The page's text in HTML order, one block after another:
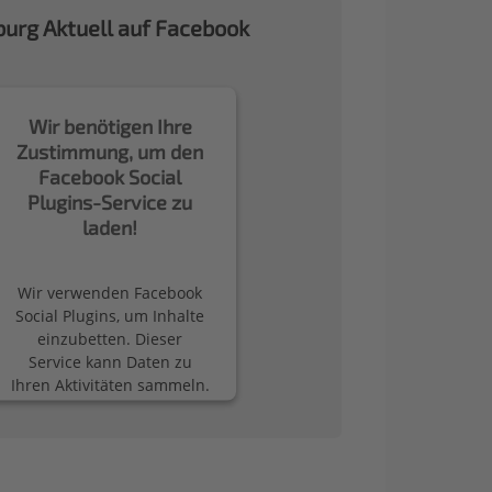
Aktuell auf Facebook
Wir benötigen Ihre
Zustimmung, um den
Facebook Social
Plugins-Service zu
laden!
Wir verwenden Facebook
Social Plugins, um Inhalte
einzubetten. Dieser
Service kann Daten zu
Ihren Aktivitäten sammeln.
Bitte lesen Sie die Details